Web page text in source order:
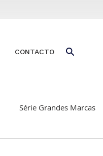
CONTACTO
Série Grandes Marcas